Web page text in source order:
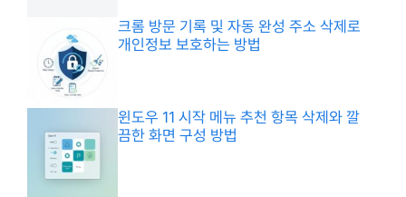
크롬 방문 기록 및 자동 완성 주소 삭제로
개인정보 보호하는 방법
윈도우 11 시작 메뉴 추천 항목 삭제와 깔
끔한 화면 구성 방법